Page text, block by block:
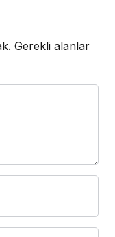
Gerekli alanlar